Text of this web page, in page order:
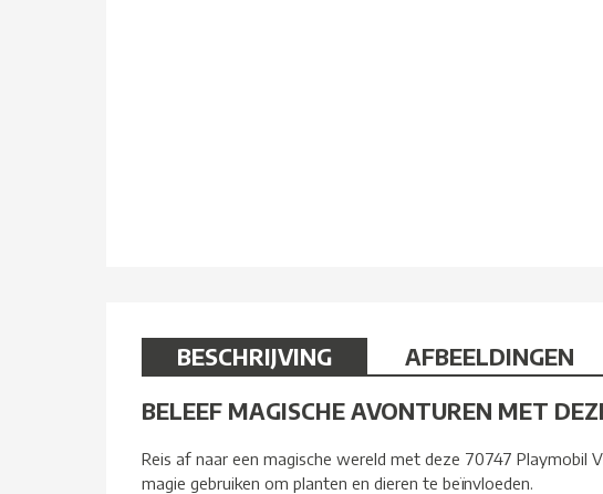
BESCHRIJVING AFBEELDINGEN
BELEEF MAGISCHE AVONTUREN MET
Reis af naar een magische wereld met deze 70747 Playmobil
magie gebruiken om planten en dieren te beïnvloeden.